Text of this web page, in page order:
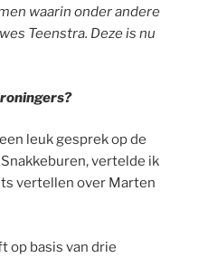
waarin onder andere
Teenstra. Deze is nu
leuk gesprek op de
vertelde ik
vertellen over Marten
op basis van drie